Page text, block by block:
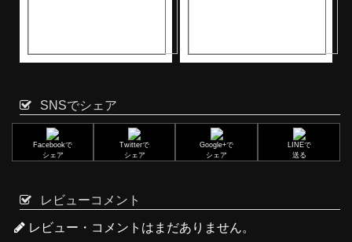
SNSでシェア
Facebookで
シェア
Twitterで
シェア
Google+で
シェア
LINEで
送る
レビューコメント
レビュー・コメントはまだありません。